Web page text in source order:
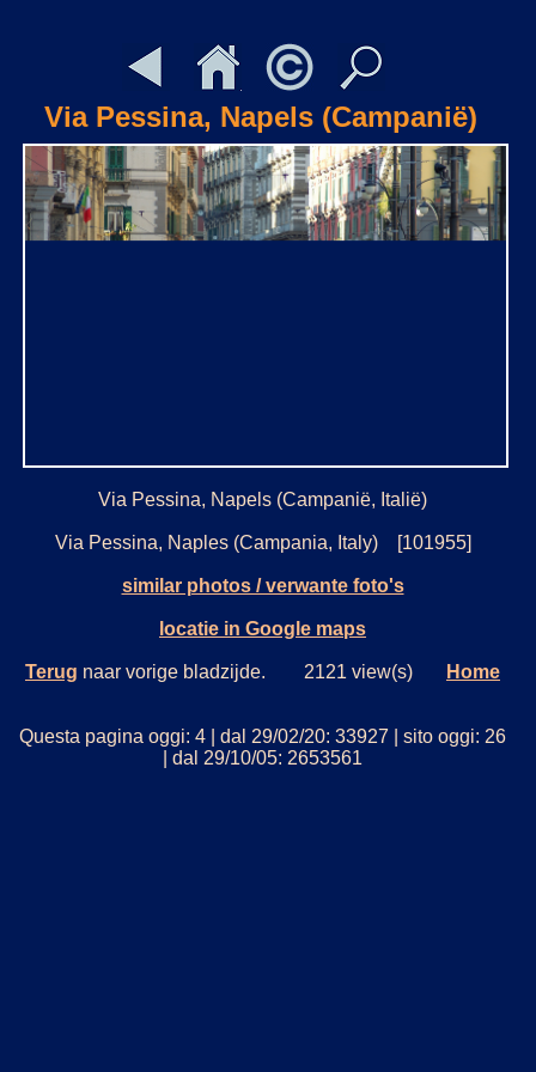
Via Pessina, Napels (Campanië)
Via Pessina, Napels (Campanië, Italië)
Via Pessina, Naples (Campania, Italy) [101955]
similar photos / verwante foto's
locatie in Google maps
Terug naar vorige bladzijde. 2121 view(s) Home
Questa pagina oggi: 4 | dal 29/02/20: 33927 | sito oggi: 26
| dal 29/10/05: 2653561